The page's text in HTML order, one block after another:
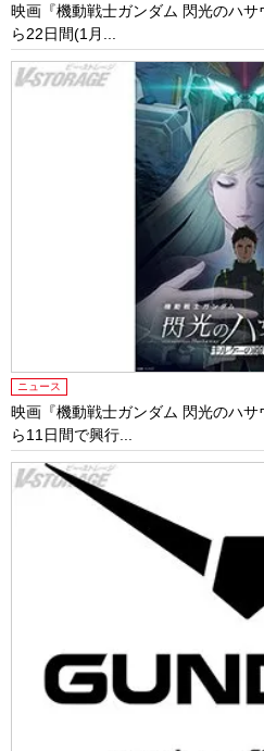
映画『機動戦士ガンダム 閃光のハ
ら22日間(1月...
ニュース
映画『機動戦士ガンダム 閃光のハ
ら11日間で興行...